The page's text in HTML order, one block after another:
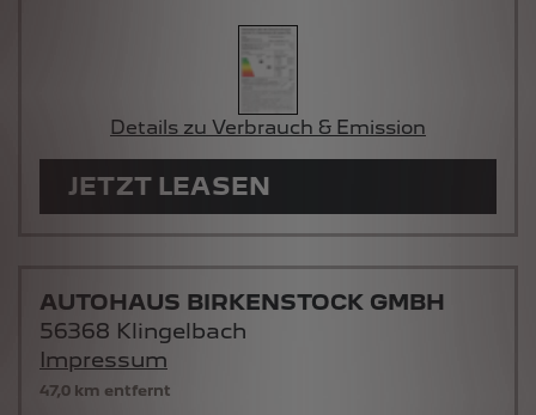
Details zu Verbrauch & Emission
JETZT LEASEN
47,0 km entfernt
AUTOHAUS BIRKENSTOCK GMBH
56368 Klingelbach
Impressum